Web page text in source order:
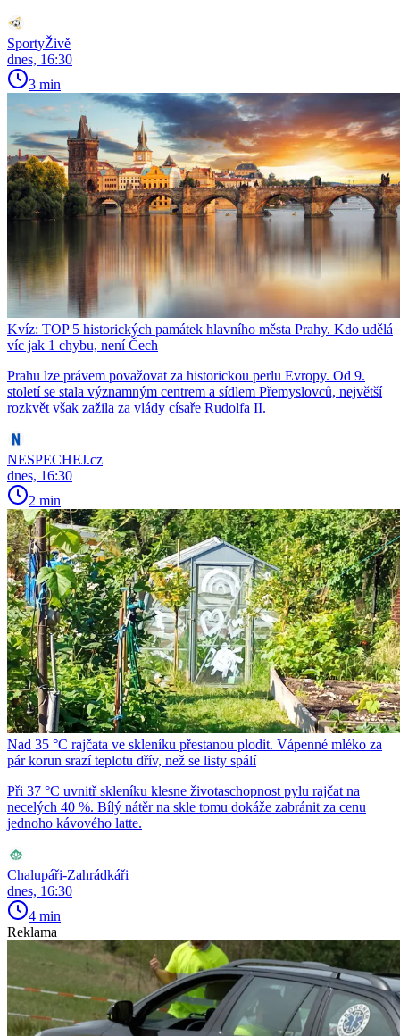
SportyŽivě
dnes, 16:30
3 min
Kvíz: TOP 5 historických památek hlavního města Prahy. Kdo udělá
víc jak 1 chybu, není Čech
Prahu lze právem považovat za historickou perlu Evropy. Od 9.
století se stala významným centrem a sídlem Přemyslovců, největší
rozkvět však zažila za vlády císaře Rudolfa II.
NESPECHEJ.cz
dnes, 16:30
2 min
Nad 35 °C rajčata ve skleníku přestanou plodit. Vápenné mléko za
pár korun srazí teplotu dřív, než se listy spálí
Při 37 °C uvnitř skleníku klesne životaschopnost pylu rajčat na
necelých 40 %. Bílý nátěr na skle tomu dokáže zabránit za cenu
jednoho kávového latte.
Chalupáři-Zahrádkáři
dnes, 16:30
4 min
Reklama